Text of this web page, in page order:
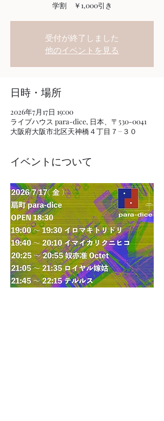
学割 ￥1,000引き
受付が終了しました
他のイベントを見る
日時・場所
2026年7月17日 19:00
ライブハウス para-dice, 日本、〒530-0041
大阪府大阪市北区天神橋４丁目７−３０
イベントについて